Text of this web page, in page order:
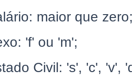
maior que
'f' ou 'm';
Civil: 's', 'c', 'v',